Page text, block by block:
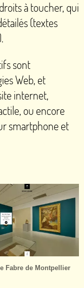
à toucher, qui
(textes
sont
Web, et
internet,
ou encore
smartphone et
Fabre de Montpellier